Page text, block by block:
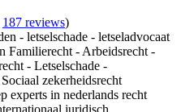
187 reviews)